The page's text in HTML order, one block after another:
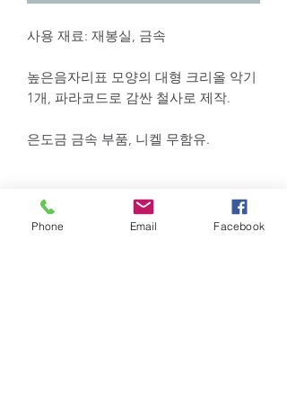
사용 재료: 재봉실, 금속
높은음자리표 모양의 대형 크리올 악기
1개, 파라코드로 감싼 철사로 제작.
은도금 금속 부품, 니켈 무함유.
맞춤 제작 가능한 귀걸이:
Phone Email Facebook